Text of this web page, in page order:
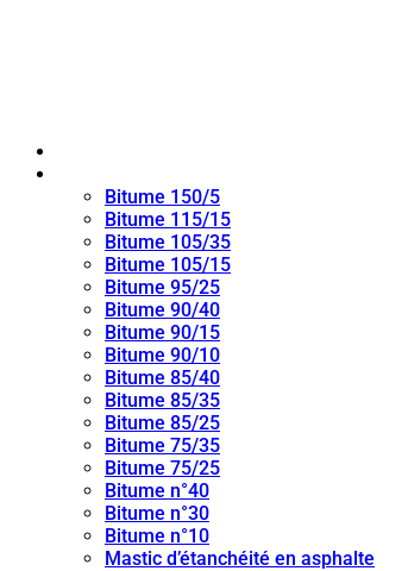
Bitume 150/5
Bitume 115/15
Bitume 105/35
Bitume 105/15
Bitume 95/25
Bitume 90/40
Bitume 90/15
Bitume 90/10
Bitume 85/40
Bitume 85/35
Bitume 85/25
Bitume 75/35
Bitume 75/25
Bitume n°40
Bitume n°30
Bitume n°10
Mastic d’étanchéité en asphalte